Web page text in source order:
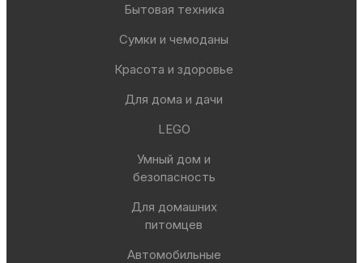
Бытовая техника
Сумки и чемоданы
Красота и здоровье
Для дома и дачи
LEGO
Умный дом и
безопасность
Для домашних
питомцев
Автомобильные